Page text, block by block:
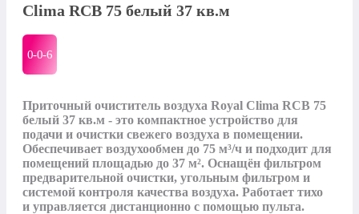
Clima RCB 75 белый 37 кв.м
0-0-6
Приточный очиститель воздуха Royal Clima RCB 75
белый 37 кв.м - это компактное устройство для
подачи и очистки свежего воздуха в помещении.
Обеспечивает воздухообмен до 75 м³/ч и подходит для
помещений площадью до 37 м². Оснащён фильтром
предварительной очистки, угольным фильтром и
системой контроля качества воздуха. Работает тихо
и управляется дистанционно с помощью пульта.